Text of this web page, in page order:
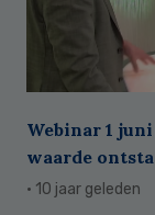
Webinar 1
waarde
· 10 jaar geleden